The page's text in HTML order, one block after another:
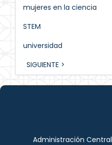
mujeres en la ciencia
STEM
universidad
SIGUIENTE >
Administración Central